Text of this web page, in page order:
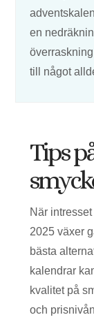
en
till något
Tips
När
2025 växer
bästa
kalendrar
kvalitet på
och